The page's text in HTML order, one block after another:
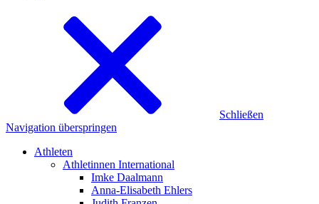
Schließen
Navigation überspringen
Athleten
Athletinnen International
Imke Daalmann
Anna-Elisabeth Ehlers